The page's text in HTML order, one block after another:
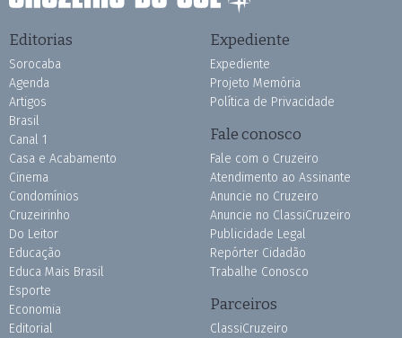
Editorias
Sorocaba
Agenda
Artigos
Brasil
Canal 1
Casa e Acabamento
Cinema
Condomínios
Cruzeirinho
Do Leitor
Educação
Educa Mais Brasil
Esporte
Economia
Editorial
Expediente
Expediente
Projeto Memória
Política de Privacidade
Fale conosco
Fale com o Cruzeiro
Atendimento ao Assinante
Anuncie no Cruzeiro
Anuncie no ClassiCruzeiro
Publicidade Legal
Repórter Cidadão
Trabalhe Conosco
Parceiros
ClassiCruzeiro